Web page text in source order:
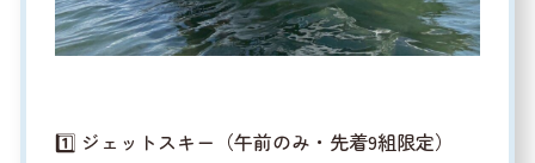
1️⃣ ジェットスキー（午前のみ・先着9組限定）